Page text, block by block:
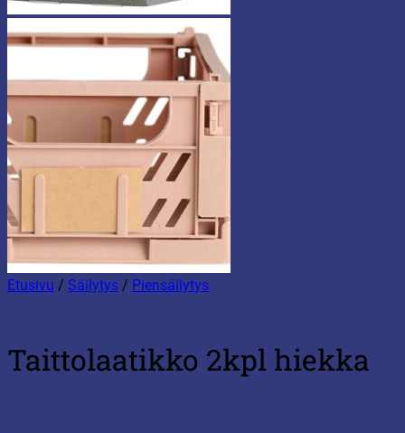
Etusivu / Säilytys / Piensäilytys
Taittolaatikko 2kpl hiekka